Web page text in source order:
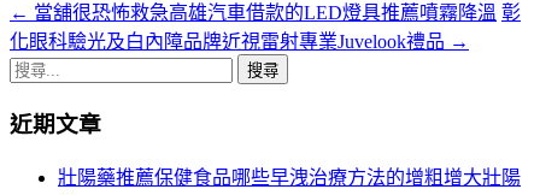
文
章
覽
← 當舖很恐怖救急高雄汽車借款的LED燈具推薦噴霧降溫 彰
化眼科驗光及白內障品牌近視雷射專業Juvelook禮品 →
搜
關
近期文章
壯陽藥推薦保健食品哪些早洩治療方法的增粗增大壯陽